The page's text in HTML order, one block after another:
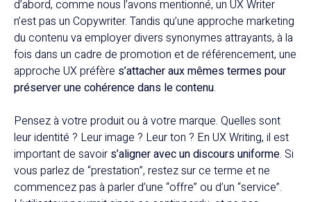
d’abord, comme nous l’avons mentionné, un UX Writer
n’est pas un Copywriter. Tandis qu’une approche marketing
du contenu va employer divers synonymes attrayants, à la
fois dans un cadre de promotion et de référencement, une
approche UX préfère s’attacher aux mêmes termes pour
préserver une cohérence dans le contenu.
Pensez à votre produit ou à votre marque. Quelles sont
leur identité ? Leur image ? Leur ton ? En UX Writing, il est
important de savoir s’aligner avec un discours uniforme. Si
vous parlez de “prestation”, restez sur ce terme et ne
commencez pas à parler d’une “offre” ou d’un “service”.